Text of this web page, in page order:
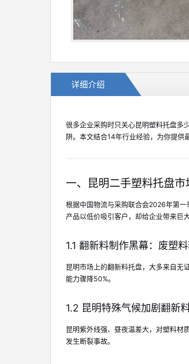
详细介绍
很多企业采购时只关心昆明塑料托盘多
阱。本文结合14年行业经验，为你提供
一、昆明二手塑料托盘
根据中国物流与采购联合会2026年第
产品以低价吸引客户，却给企业带来巨
1.1 翻新料制作黑幕：废塑
昆明市场上的翻新料托盘，大多来自无
能力骤降50%。
1.2 昆明特殊气候加剧翻新
昆明紫外线强、昼夜温差大，对塑料材
发生断裂事故。